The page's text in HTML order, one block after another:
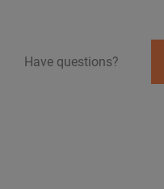
Have questions?